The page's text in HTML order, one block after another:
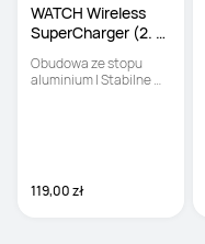
WATCH Wireless
SuperCharger (2.
Obudowa ze stopu
aluminium | Stabilne
119,00 zł